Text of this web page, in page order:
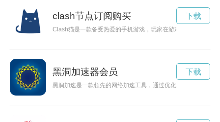
clash节点订阅购买
Clash猫是一款备受热爱的手机游戏，玩家在游戏中可以养成自
下载
黑洞加速器会员
黑洞加速是一款领先的网络加速工具，通过优化网络连接，提
下载